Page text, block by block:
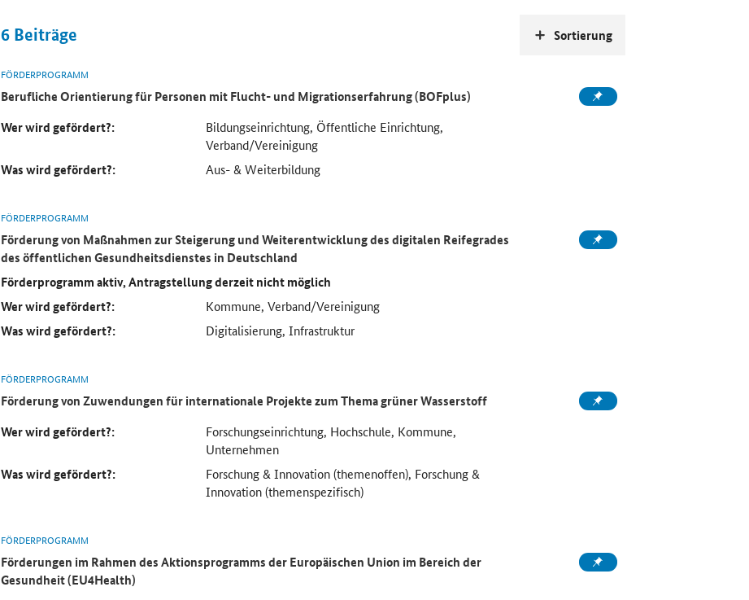
6 Beiträge
FÖRDERPROGRAMM
Berufliche Orientierung für Personen mit Flucht- und Migrationserfahrung (BOFplus)
Wer wird gefördert?:
Bildungseinrichtung, Öffentliche Einrichtung,
Verband/Vereinigung
Was wird gefördert?: Aus- & Weiterbildung
FÖRDERPROGRAMM
Förderung von Maßnahmen zur Steigerung und Weiterentwicklung des digitalen Reifegrades
des öffentlichen Gesundheitsdienstes in Deutschland
Förderprogramm aktiv, Antragstellung derzeit nicht möglich
Wer wird gefördert?:
Kommune, Verband/Vereinigung
Was wird gefördert?: Digitalisierung, Infrastruktur
FÖRDERPROGRAMM
Förderung von Zuwendungen für internationale Projekte zum Thema grüner Wasserstoff
Wer wird gefördert?:
Forschungseinrichtung, Hochschule, Kommune,
Unternehmen
Was wird gefördert?:
Forschung & Innovation (themenoffen), Forschung &
Innovation (themenspezifisch)
FÖRDERPROGRAMM
Förderungen im Rahmen des Aktionsprogramms der Europäischen Union im Bereich der
Gesundheit (EU4Health)
Sortierung